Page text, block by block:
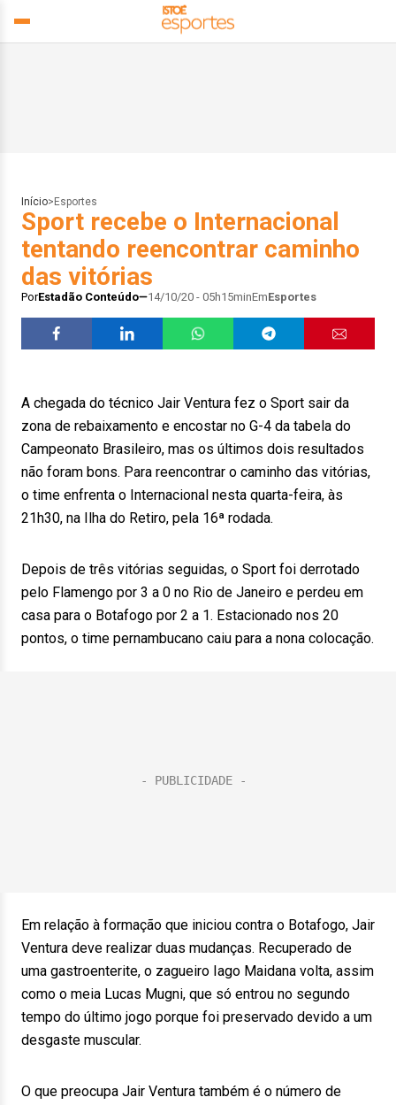
Início> Esportes
Sport recebe o Internacional
tentando reencontrar caminho
das vitórias
PorEstadão Conteúdo 14/10/20 - 05h15minEmEsportes
A chegada do técnico Jair Ventura fez o Sport sair da
zona de rebaixamento e encostar no G-4 da tabela do
Campeonato Brasileiro, mas os últimos dois resultados
não foram bons. Para reencontrar o caminho das vitórias,
o time enfrenta o Internacional nesta quarta-feira, às
21h30, na Ilha do Retiro, pela 16ª rodada.
Depois de três vitórias seguidas, o Sport foi derrotado
pelo Flamengo por 3 a 0 no Rio de Janeiro e perdeu em
casa para o Botafogo por 2 a 1. Estacionado nos 20
pontos, o time pernambucano caiu para a nona colocação.
Em relação à formação que iniciou contra o Botafogo, Jair
Ventura deve realizar duas mudanças. Recuperado de
uma gastroenterite, o zagueiro Iago Maidana volta, assim
como o meia Lucas Mugni, que só entrou no segundo
tempo do último jogo porque foi preservado devido a um
desgaste muscular.
O que preocupa Jair Ventura também é o número de